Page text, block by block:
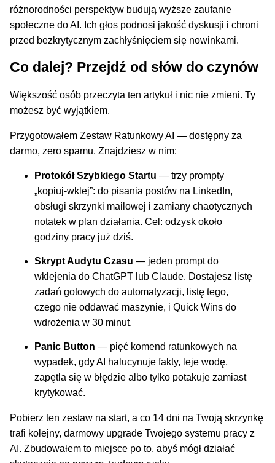
różnorodności perspektyw budują wyższe zaufanie
społeczne do AI. Ich głos podnosi jakość dyskusji i chroni
przed bezkrytycznym zachłyśnięciem się nowinkami.
Co dalej? Przejdź od słów do czynów
Większość osób przeczyta ten artykuł i nic nie zmieni. Ty
możesz być wyjątkiem.
Przygotowałem Zestaw Ratunkowy AI — dostępny za
darmo, zero spamu. Znajdziesz w nim:
Protokół Szybkiego Startu — trzy prompty
„kopiuj-wklej”: do pisania postów na LinkedIn,
obsługi skrzynki mailowej i zamiany chaotycznych
notatek w plan działania. Cel: odzysk około
godziny pracy już dziś.
Skrypt Audytu Czasu — jeden prompt do
wklejenia do ChatGPT lub Claude. Dostajesz listę
zadań gotowych do automatyzacji, listę tego,
czego nie oddawać maszynie, i Quick Wins do
wdrożenia w 30 minut.
Panic Button — pięć komend ratunkowych na
wypadek, gdy AI halucynuje fakty, leje wodę,
zapętla się w błędzie albo tylko potakuje zamiast
krytykować.
Pobierz ten zestaw na start, a co 14 dni na Twoją skrzynkę
trafi kolejny, darmowy upgrade Twojego systemu pracy z
AI. Zbudowałem to miejsce po to, abyś mógł działać